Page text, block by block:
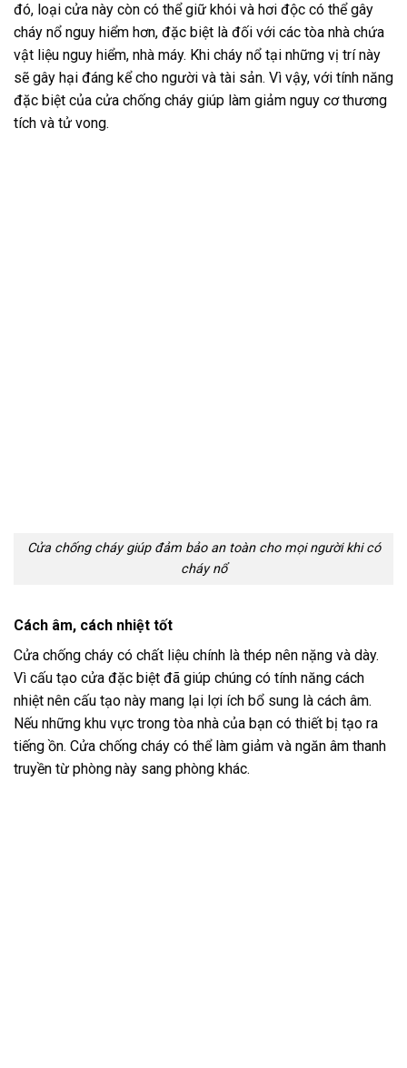
đó, loại cửa này còn có thể giữ khói và hơi độc có thể gây
cháy nổ nguy hiểm hơn, đặc biệt là đối với các tòa nhà chứa
vật liệu nguy hiểm, nhà máy. Khi cháy nổ tại những vị trí này
sẽ gây hại đáng kể cho người và tài sản. Vì vậy, với tính năng
đặc biệt của cửa chống cháy giúp làm giảm nguy cơ thương
tích và tử vong.
Cửa chống cháy giúp đảm bảo an toàn cho mọi người khi có
cháy nổ
Cách âm, cách nhiệt tốt
Cửa chống cháy có chất liệu chính là thép nên nặng và dày.
Vì cấu tạo cửa đặc biệt đã giúp chúng có tính năng cách
nhiệt nên cấu tạo này mang lại lợi ích bổ sung là cách âm.
Nếu những khu vực trong tòa nhà của bạn có thiết bị tạo ra
tiếng ồn. Cửa chống cháy có thể làm giảm và ngăn âm thanh
truyền từ phòng này sang phòng khác.